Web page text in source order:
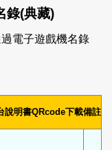
錄(典藏)
電子遊戲機名錄
說明書QRcode下載備註